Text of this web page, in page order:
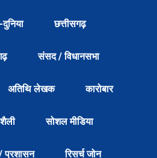
छत्तीसगढ़
संसद / विधानसभा
अतिथि लेखक कारोबार
सोशल मीडिया
प्रशासन रिसर्च जोन